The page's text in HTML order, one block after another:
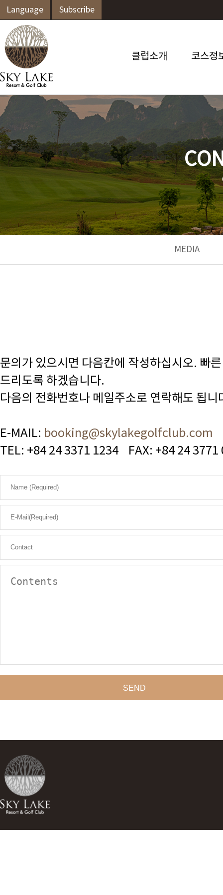
Language Subscribe
클럽소개 코스정
MEDIA
문의가 있으시면 다음칸에 작성하십시오. 빠
드리도록 하겠습니다.
다음의 전화번호나 메일주소로 연락해도 됩니
E-MAIL: booking@skylakegolfclub.com
TEL: +84 24 3371 1234 FAX: +84 24 3771